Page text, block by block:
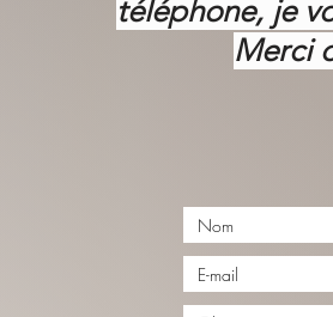
téléphone, je
Merci